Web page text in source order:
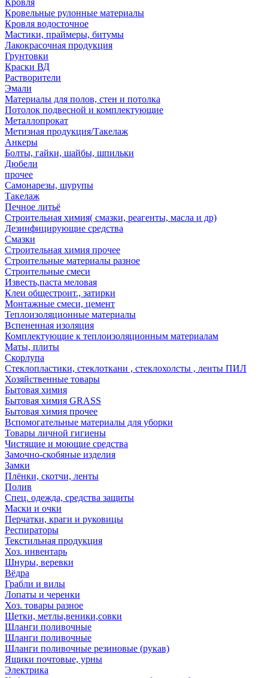
Кровля
Кровельные рулонные материалы
Кровля водосточное
Мастики, праймеры, битумы
Лакокрасочная продукция
Грунтовки
Краски ВД
Растворители
Эмали
Материалы для полов, стен и потолка
Потолок подвесной и комплектующие
Металлопрокат
Метизная продукция/Такелаж
Анкеры
Болты, гайки, шайбы, шпильки
Дюбели
прочее
Самонарезы, шурупы
Такелаж
Печное литьё
Строительная химия( смазки, реагенты, масла и др)
Дезинфицирующие средства
Смазки
Строительная химия прочее
Строительные материалы разное
Строительные смеси
Известь,паста меловая
Клеи общестроит., затирки
Монтажные смеси, цемент
Теплоизоляционные материалы
Вспененная изоляция
Комплектующие к теплоизоляционным материалам
Маты, плиты
Скорлупа
Стеклопластики, стеклоткани , стеклохолсты , ленты ПИЛ
Хозяйственные товары
Бытовая химия
Бытовая химия GRASS
Бытовая химия прочее
Вспомогательные материалы для уборки
Товары личной гигиены
Чистящие и моющие средства
Замочно-скобяные изделия
Замки
Плёнки, скотчи, ленты
Полив
Спец. одежда, средства защиты
Маски и очки
Перчатки, краги и руковицы
Респираторы
Текстильная продукция
Хоз. инвентарь
Шнуры, веревки
Вёдра
Грабли и вилы
Лопаты и черенки
Хоз. товары разное
Щетки, метлы,веники,совки
Шланги поливочные
Шланги поливочные
Шланги поливочные резиновые (рукав)
Ящики почтовые, урны
Электрика